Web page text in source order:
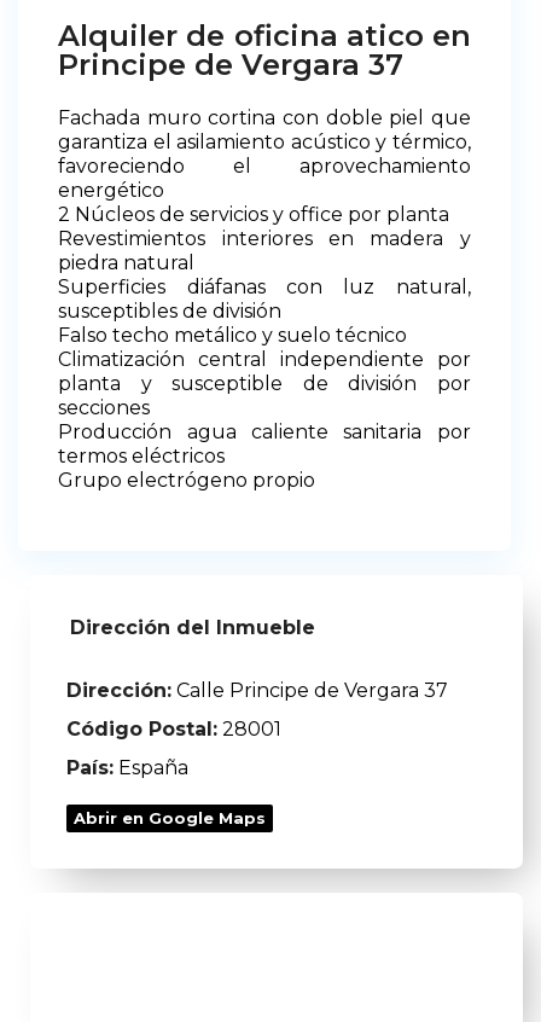
Alquiler de oficina atico en
Principe de Vergara 37
Fachada muro cortina con doble piel que
garantiza el asilamiento acústico y térmico,
favoreciendo el aprovechamiento
energético
2 Núcleos de servicios y office por planta
Revestimientos interiores en madera y
piedra natural
Superficies diáfanas con luz natural,
susceptibles de división
Falso techo metálico y suelo técnico
Climatización central independiente por
planta y susceptible de división por
secciones
Producción agua caliente sanitaria por
termos eléctricos
Grupo electrógeno propio
Dirección del Inmueble
Dirección: Calle Principe de Vergara 37
Código Postal: 28001
País: España
Abrir en Google Maps